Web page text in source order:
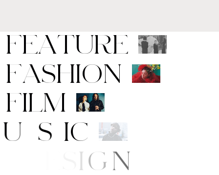
FEATURE
FASHION
FILM
M US IC
D E SI